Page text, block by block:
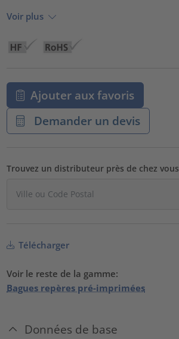
Voir plus
Ajouter aux favoris
Demander un devis
Trouvez un distributeur près de chez vous
Télécharger
Voir le reste de la gamme:
Bagues repères pré-imprimées
Données de base